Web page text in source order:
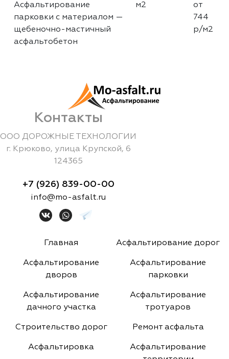
Асфальтирование
парковки с материалом —
щебеночно-мастичный
асфальтобетон
м2
от
744
р/м2
Контакты
ООО ДОРОЖНЫЕ ТЕХНОЛОГИИ
г. Крюково, улица Крупской, 6
124365
+7 (926) 839-00-00
info@mo-asfalt.ru
Главная Асфальтирование дорог
Асфальтирование
дворов
Асфальтирование
парковки
Асфальтирование
дачного участка
Асфальтирование
тротуаров
Строительство дорог Ремонт асфальта
Асфальтировка
Асфальтирование